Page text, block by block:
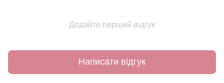
Додайте перший відгук
Написати відгук